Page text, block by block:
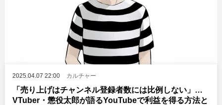
2025.04.07 22:00 カルチャー
「売り上げはチャンネル登録者数には比例しない」…
VTuber・懲役太郎が語るYouTubeで利益を得る方法と